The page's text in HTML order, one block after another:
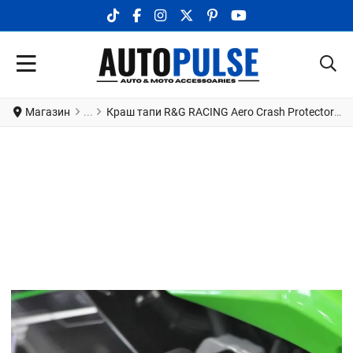
TIKTOK SOCIAL LINK
FACEBOOK SOCIAL LINK
INSTAGRAM SOCIAL LINK
X.COM SOCIAL LINK
PINTEREST SOCIAL LINK
YOUTUBE SOCIAL
Магазин Краш тапи R&G RACING Aero Crash Protectors Black Kawasaki Ninja 250SL 15-16